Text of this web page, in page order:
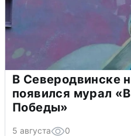
В Северодвинске
появился мурал
Победы»
5 августа 0